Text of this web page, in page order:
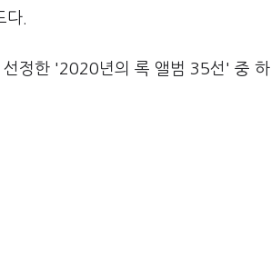
다.
정한 '2020년의 록 앨범 35선' 중 하